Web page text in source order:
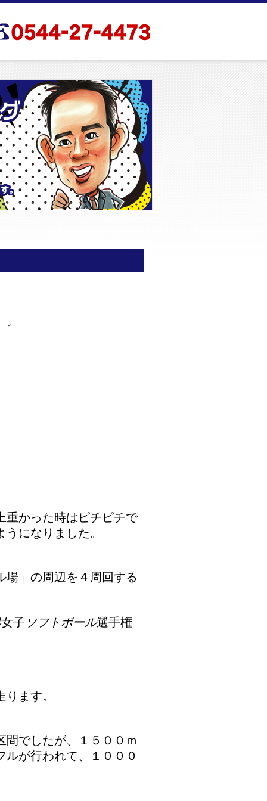
重かった時はピチピチで
になりました。
場」の周辺を４周回する
女子 ソフトボール選手権
ます。
間でしたが、１５００ｍ
ルが行われて、１０００